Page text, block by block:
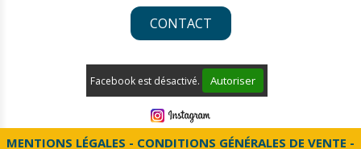
CONTACT
Facebook est désactivé. Autoriser
MENTIONS LÉGALES CONDITIONS GÉNÉRALES DE VENTE